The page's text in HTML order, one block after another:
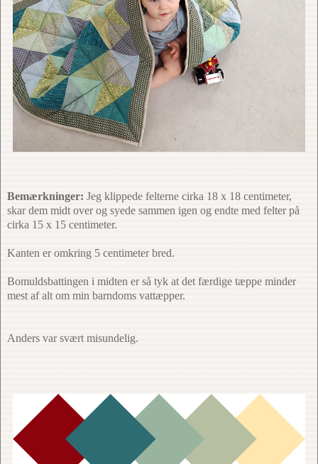
Bemærkninger: Jeg klippede felterne cirka 18 x 18 centimeter,
skar dem midt over og syede sammen igen og endte med felter på
cirka 15 x 15 centimeter.
Kanten er omkring 5 centimeter bred.
Bomuldsbattingen i midten er så tyk at det færdige tæppe minder
mest af alt om min barndoms vattæpper.
Anders var svært misundelig.